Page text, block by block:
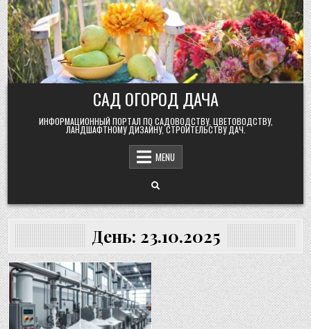
Skip
to
content
САД ОГОРОД ДАЧА
ИНФОРМАЦИОННЫЙ ПОРТАЛ ПО САДОВОДСТВУ, ЦВЕТОВОДСТВУ,
ЛАНДШАФТНОМУ ДИЗАЙНУ, СТРОИТЕЛЬСТВУ ДАЧ.
MENU
День: 23.10.2025
Posted
in